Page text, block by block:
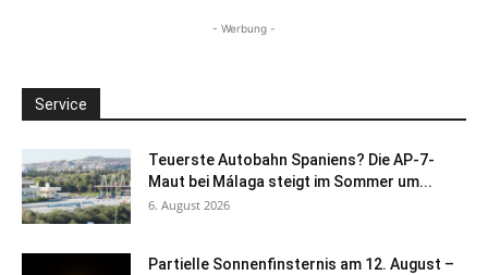
- Werbung -
Service
Teuerste Autobahn Spaniens? Die AP-7-
Maut bei Málaga steigt im Sommer um...
6. August 2026
Partielle Sonnenfinsternis am 12. August –